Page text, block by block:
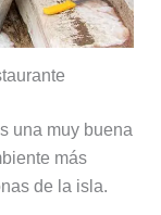
una muy buena
más
de la isla.